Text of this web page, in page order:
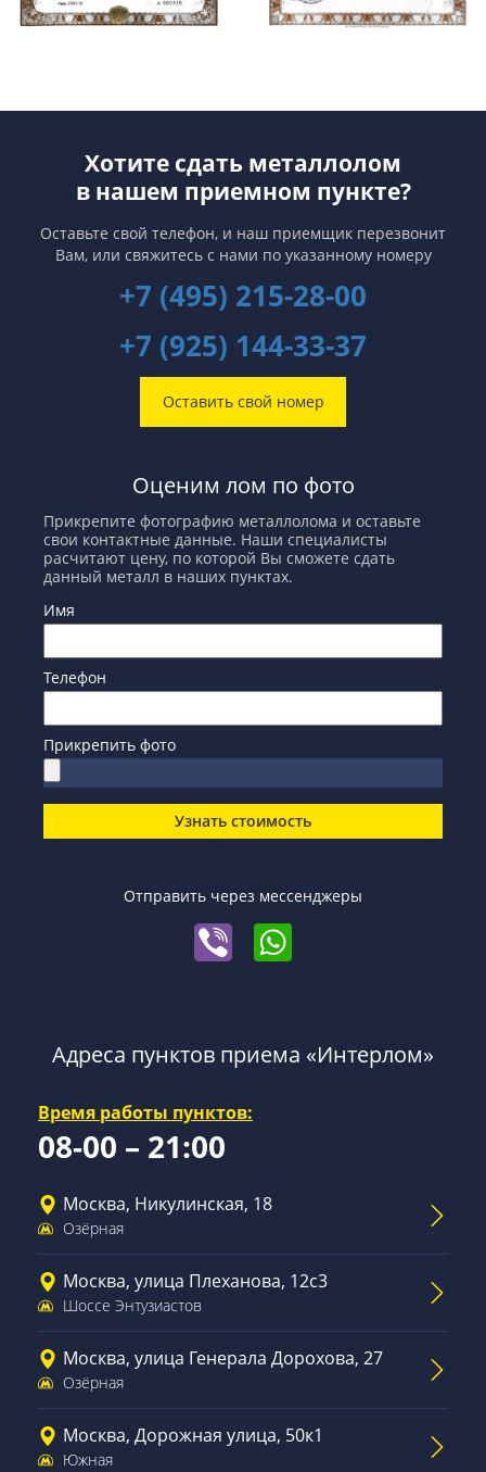
Хотите сдать металлолом
в нашем приемном пункте?
Оставьте свой телефон, и наш приемщик перезвонит
Вам, или свяжитесь с нами по указанному номеру
+7 (495) 215-28-00
+7 (925) 144-33-37
Оставить свой номер
Оценим лом по фото
Прикрепите фотографию металлолома и оставьте
свои контактные данные. Наши специалисты
расчитают цену, по которой Вы сможете сдать
данный металл в наших пунктах.
Имя
Телефон
Прикрепить фото
Узнать стоимость
Отправить через мессенджеры
Адреса пунктов приема «Интерлом»
Время работы пунктов:
08-00 – 21:00
Москва, Никулинская, 18
Озёрная
Москва, улица Плеханова, 12с3
Шоссе Энтузиастов
Москва, улица Генерала Дорохова, 27
Озёрная
Москва, Дорожная улица, 50к1
Южная